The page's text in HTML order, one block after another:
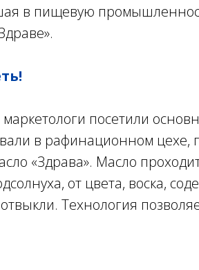
в пищевую
маркетологи посетили
в рафинационном цехе,
«Здрава». Масло
от цвета, воска,
Технология